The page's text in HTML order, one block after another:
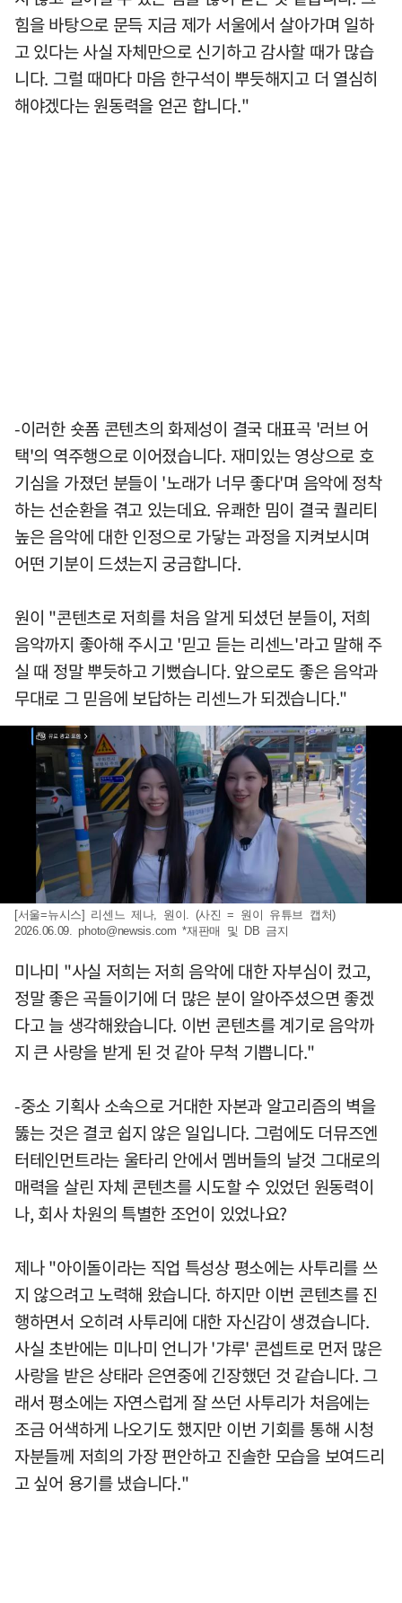
힘을 바탕으로 문득 지금 제가 서울에서 살아가며 일하
고 있다는 사실 자체만으로 신기하고 감사할 때가 많습
니다. 그럴 때마다 마음 한구석이 뿌듯해지고 더 열심히
해야겠다는 원동력을 얻곤 합니다."
-이러한 숏폼 콘텐츠의 화제성이 결국 대표곡 '러브 어
택'의 역주행으로 이어졌습니다. 재미있는 영상으로 호
기심을 가졌던 분들이 '노래가 너무 좋다'며 음악에 정착
하는 선순환을 겪고 있는데요. 유쾌한 밈이 결국 퀄리티
높은 음악에 대한 인정으로 가닿는 과정을 지켜보시며
어떤 기분이 드셨는지 궁금합니다.
원이 "콘텐츠로 저희를 처음 알게 되셨던 분들이, 저희
음악까지 좋아해 주시고 '믿고 듣는 리센느'라고 말해 주
실 때 정말 뿌듯하고 기뻤습니다. 앞으로도 좋은 음악과
무대로 그 믿음에 보답하는 리센느가 되겠습니다."
[서울=뉴시스] 리센느 제나, 원이. (사진 = 원이 유튜브 캡처)
2026.06.09.photo@newsis.com *재판매 및 DB 금지
미나미 "사실 저희는 저희 음악에 대한 자부심이 컸고,
정말 좋은 곡들이기에 더 많은 분이 알아주셨으면 좋겠
다고 늘 생각해왔습니다. 이번 콘텐츠를 계기로 음악까
지 큰 사랑을 받게 된 것 같아 무척 기쁩니다."
-중소 기획사 소속으로 거대한 자본과 알고리즘의 벽을
뚫는 것은 결코 쉽지 않은 일입니다. 그럼에도 더뮤즈엔
터테인먼트라는 울타리 안에서 멤버들의 날것 그대로의
매력을 살린 자체 콘텐츠를 시도할 수 있었던 원동력이
나, 회사 차원의 특별한 조언이 있었나요?
제나 "아이돌이라는 직업 특성상 평소에는 사투리를 쓰
지 않으려고 노력해 왔습니다. 하지만 이번 콘텐츠를 진
행하면서 오히려 사투리에 대한 자신감이 생겼습니다.
사실 초반에는 미나미 언니가 '갸루' 콘셉트로 먼저 많은
사랑을 받은 상태라 은연중에 긴장했던 것 같습니다. 그
래서 평소에는 자연스럽게 잘 쓰던 사투리가 처음에는
조금 어색하게 나오기도 했지만 이번 기회를 통해 시청
자분들께 저희의 가장 편안하고 진솔한 모습을 보여드리
고 싶어 용기를 냈습니다."